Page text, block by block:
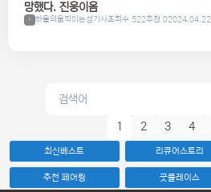
망했다. 진웅이옴
1 하울의움직이는성기사조회수 522추천 02024.04.22
1 2 3 4
최신베스트 리큐어스토리
추천 페어링 굿플레이스